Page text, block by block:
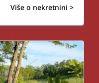
Više o nekretnini >